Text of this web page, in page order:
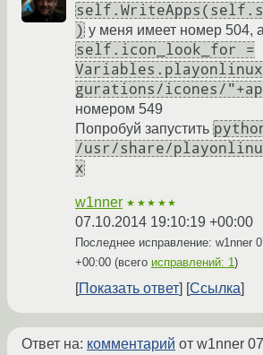
) у меня имеет номер 504,
self.icon_look_for =
gurations/icones/
номером 549
Попробуй запустить
/usr/share/
x
w1nner ★★★★★
07.10.2014 19:10:19 +00:00
Последнее исправление: w1nner
+00:00 (всего исправлений: 1)
Показать ответ Ссылка
Ответ на: комментарий от w1nner